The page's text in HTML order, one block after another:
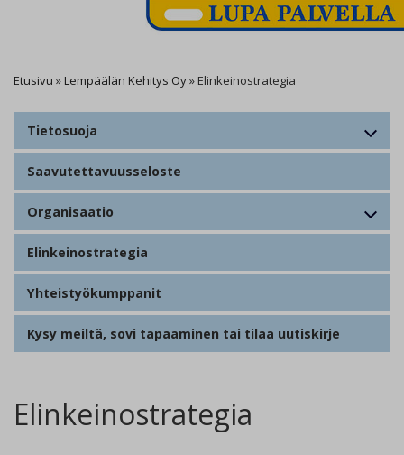
Etusivu »Lempäälän Kehitys Oy» Elinkeinostrategia
Tietosuoja
Saavutettavuusseloste
Organisaatio
Elinkeinostrategia
Yhteistyökumppanit
Kysy meiltä, sovi tapaaminen tai tilaa uutiskirje
Elinkeinostrategia